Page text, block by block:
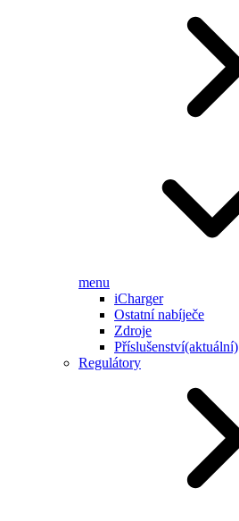
menu
iCharger
Ostatní nabíječe
Zdroje
Příslušenství(aktuální)
Regulátory